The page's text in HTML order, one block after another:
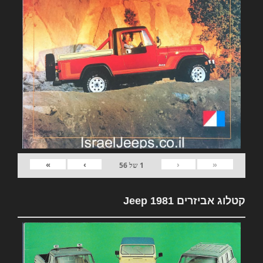
«
‹
1 של56
›
»
קטלוג אביזרים 1981 Jeep